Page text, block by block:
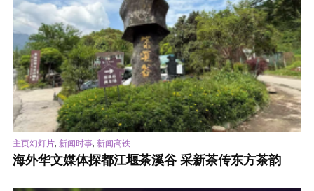
主页幻灯片, 新闻时事, 新闻高铁
海外华文媒体探都江堰茶溪谷 采新茶传东方茶韵